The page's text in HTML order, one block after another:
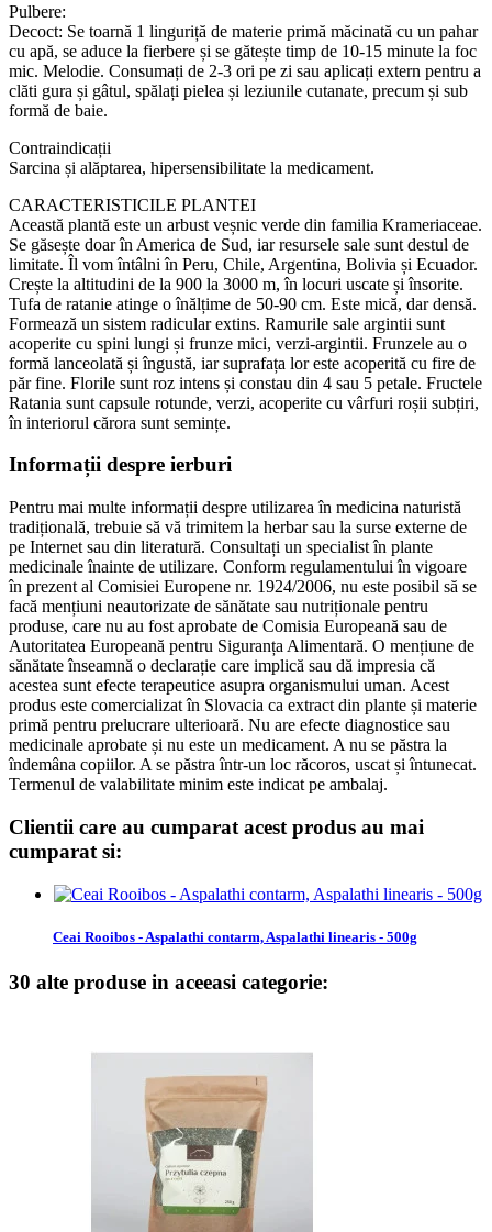
Pulbere:
Decoct: Se toarnă 1 linguriță de materie primă măcinată cu un pahar
cu apă, se aduce la fierbere și se gătește timp de 10-15 minute la foc
mic. Melodie. Consumați de 2-3 ori pe zi sau aplicați extern pentru a
clăti gura și gâtul, spălați pielea și leziunile cutanate, precum și sub
formă de baie.
Contraindicații
Sarcina și alăptarea, hipersensibilitate la medicament.
CARACTERISTICILE PLANTEI
Această plantă este un arbust veșnic verde din familia Krameriaceae.
Se găsește doar în America de Sud, iar resursele sale sunt destul de
limitate. Îl vom întâlni în Peru, Chile, Argentina, Bolivia și Ecuador.
Crește la altitudini de la 900 la 3000 m, în locuri uscate și însorite.
Tufa de ratanie atinge o înălțime de 50-90 cm. Este mică, dar densă.
Formează un sistem radicular extins. Ramurile sale argintii sunt
acoperite cu spini lungi și frunze mici, verzi-argintii. Frunzele au o
formă lanceolată și îngustă, iar suprafața lor este acoperită cu fire de
păr fine. Florile sunt roz intens și constau din 4 sau 5 petale. Fructele
Ratania sunt capsule rotunde, verzi, acoperite cu vârfuri roșii subțiri,
în interiorul cărora sunt semințe.
Informații despre ierburi
Pentru mai multe informații despre utilizarea în medicina naturistă
tradițională, trebuie să vă trimitem la herbar sau la surse externe de
pe Internet sau din literatură. Consultați un specialist în plante
medicinale înainte de utilizare. Conform regulamentului în vigoare
în prezent al Comisiei Europene nr. 1924/2006, nu este posibil să se
facă mențiuni neautorizate de sănătate sau nutriționale pentru
produse, care nu au fost aprobate de Comisia Europeană sau de
Autoritatea Europeană pentru Siguranța Alimentară. O mențiune de
sănătate înseamnă o declarație care implică sau dă impresia că
acestea sunt efecte terapeutice asupra organismului uman. Acest
produs este comercializat în Slovacia ca extract din plante și materie
primă pentru prelucrare ulterioară. Nu are efecte diagnostice sau
medicinale aprobate și nu este un medicament. A nu se păstra la
îndemâna copiilor. A se păstra într-un loc răcoros, uscat și întunecat.
Termenul de valabilitate minim este indicat pe ambalaj.
Clientii care au cumparat acest produs au mai
cumparat si:
Ceai Rooibos - Aspalathi contarm, Aspalathi linearis - 500g
30 alte produse in aceeasi categorie: